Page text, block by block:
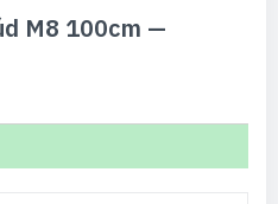
M8 100cm —